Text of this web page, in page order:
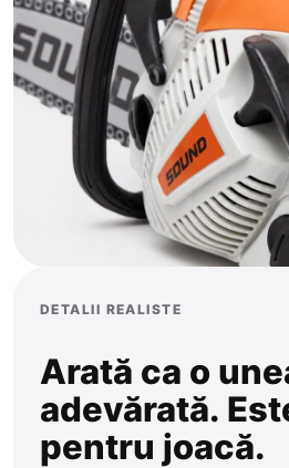
DETALII REALISTE
Arată ca o
adevărată.
pentru joacă.
Trenulețe
Ponei
Zornăitoare
Plajă și Piscină